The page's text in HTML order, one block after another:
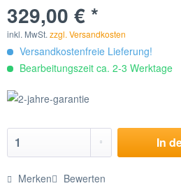
329,00 € *
inkl. MwSt. zzgl. Versandkosten
Versandkostenfreie Lieferung!
Bearbeitungszeit ca. 2-3 Werktage
In
Merken Bewerten